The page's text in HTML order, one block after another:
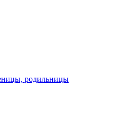
родильницы